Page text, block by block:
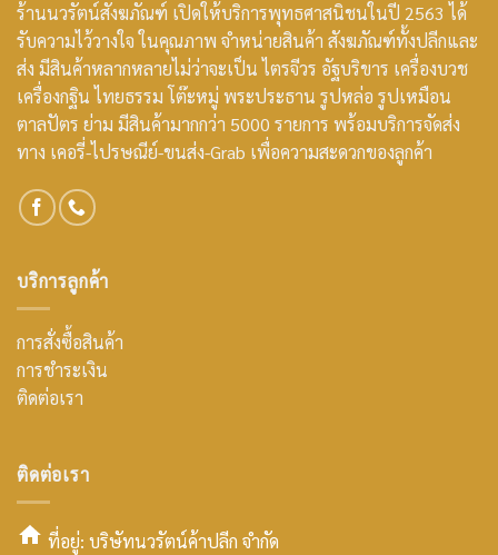
ร้านนวรัตน์สังฆภัณฑ์ เปิดให้บริการพุทธศาสนิชนในปี 2563 ได้
รับความไว้วางใจ ในคุณภาพ จำหน่ายสินค้า สังฆภัณฑ์ทั้งปลีกและ
ส่ง มีสินค้าหลากหลายไม่ว่าจะเป็น ไตรจีวร อัฐบริขาร เครื่องบวช
เครื่องกฐิน ไทยธรรม โต๊ะหมู่ พระประธาน รูปหล่อ รูปเหมือน
ตาลปัตร ย่าม มีสินค้ามากกว่า 5000 รายการ พร้อมบริการจัดส่ง
ทาง เคอรี่-ไปรษณีย์-ขนส่ง-Grab เพื่อความสะดวกของลูกค้า
บริการลูกค้า
การสั่งซื้อสินค้า
การชำระเงิน
ติดต่อเรา
ติดต่อเรา
ที่อยู่: บริษัทนวรัตน์ค้าปลีก จำกัด